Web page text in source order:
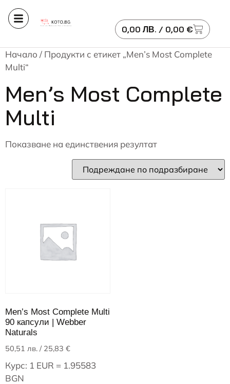
0,00 ЛВ. / 0,00 €
Начало / Продукти с етикет „Men’s Most Complete
Multi“
Men’s Most Complete
Multi
Показване на единствения резултат
Men’s Most Complete Multi
90 капсули | Webber
Naturals
50,51 лв. / 25,83 €
Курс: 1 EUR = 1.95583
BGN